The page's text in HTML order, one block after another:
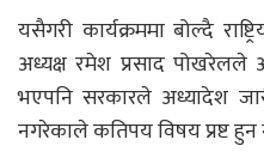
यसैगरी कार्यक्रममा बोल्दै
अध्यक्ष रमेश प्रसाद पोखरेलले
भएपनि सरकारले अध्यादेश
नगरेकाले कतिपय विषय प्रष्ट